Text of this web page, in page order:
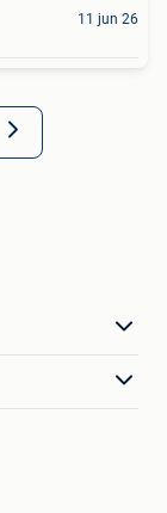
11 jun 26